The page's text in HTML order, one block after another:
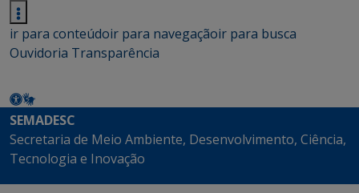
ir para conteúdoir para navegaçãoir para busca
Ouvidoria Transparência
SEMADESC
Secretaria de Meio Ambiente, Desenvolvimento, Ciência,
Tecnologia e Inovação